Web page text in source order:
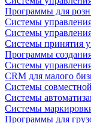
Программы для
Системы
Системы
Системы принятия
Программы
Системы
CRM для малого
Системы
Системы
Системы
Программы для